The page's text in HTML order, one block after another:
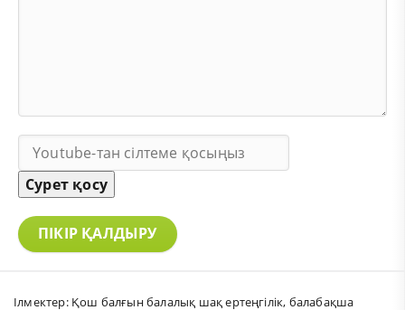
Сурет қосу
ПІКІР ҚАЛДЫРУ
Ілмектер: Қош балғын балалық шақ ертеңгілік, балабақша